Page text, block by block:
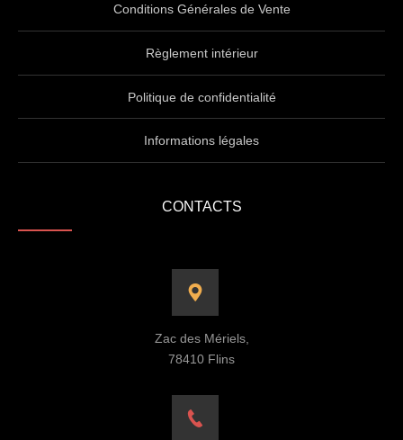
Conditions Générales de Vente
Règlement intérieur
Politique de confidentialité
Informations légales
CONTACTS
Zac des Mériels,
78410 Flins